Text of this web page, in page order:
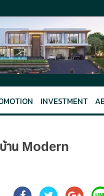
INVESTMENT
บ้าน Modern